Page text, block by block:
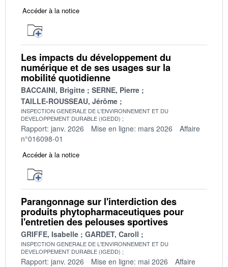
Accéder à la notice
Les impacts du développement du
numérique et de ses usages sur la
mobilité quotidienne
BACCAINI, Brigitte
SERNE, Pierre
TAILLE-ROUSSEAU, Jérôme
INSPECTION GENERALE DE L'ENVIRONNEMENT ET DU
DEVELOPPEMENT DURABLE (IGEDD)
Rapport: janv. 2026 Mise en ligne: mars 2026
Affaire
n°016098-01
Accéder à la notice
Parangonnage sur l'interdiction des
produits phytopharmaceutiques pour
l'entretien des pelouses sportives
GRIFFE, Isabelle GARDET, Caroll
INSPECTION GENERALE DE L'ENVIRONNEMENT ET DU
DEVELOPPEMENT DURABLE (IGEDD)
Rapport: janv. 2026 Mise en ligne: mai 2026
Affaire